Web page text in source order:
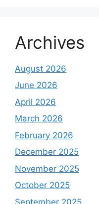
Archives
August 2026
June 2026
April 2026
March 2026
February 2026
December 2025
November 2025
October 2025
September 2025